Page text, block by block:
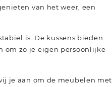
van het weer, een
is. De kussens bieden
om zo je eigen persoonlijke
je aan om de meubelen met